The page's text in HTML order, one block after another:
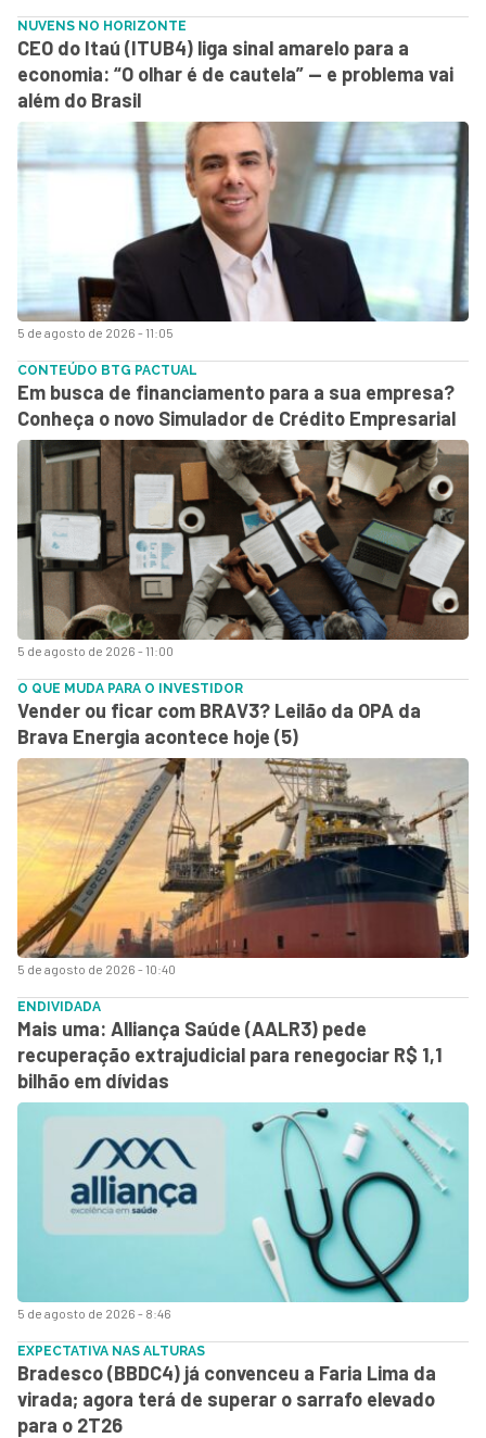
5 de agosto de 2026 - 11:05
NUVENS NO HORIZONTE
CEO do Itaú (ITUB4) liga sinal amarelo para a
economia: “O olhar é de cautela” — e problema vai
além do Brasil
5 de agosto de 2026 - 11:00
CONTEÚDO BTG PACTUAL
Em busca de financiamento para a sua empresa?
Conheça o novo Simulador de Crédito Empresarial
5 de agosto de 2026 - 10:40
O QUE MUDA PARA O INVESTIDOR
Vender ou ficar com BRAV3? Leilão da OPA da
Brava Energia acontece hoje (5)
5 de agosto de 2026 - 8:46
ENDIVIDADA
Mais uma: Alliança Saúde (AALR3) pede
recuperação extrajudicial para renegociar R$ 1,1
bilhão em dívidas
EXPECTATIVA NAS ALTURAS
Bradesco (BBDC4) já convenceu a Faria Lima da
virada; agora terá de superar o sarrafo elevado
para o 2T26